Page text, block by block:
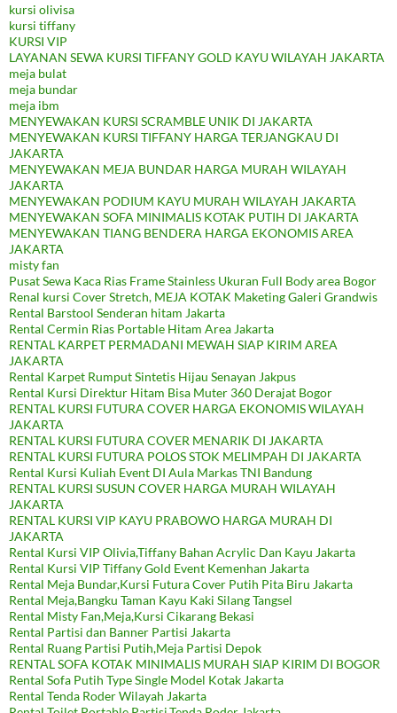
kursi olivisa
kursi tiffany
KURSI VIP
LAYANAN SEWA KURSI TIFFANY GOLD KAYU WILAYAH JAKARTA
meja bulat
meja bundar
meja ibm
MENYEWAKAN KURSI SCRAMBLE UNIK DI JAKARTA
MENYEWAKAN KURSI TIFFANY HARGA TERJANGKAU DI
JAKARTA
MENYEWAKAN MEJA BUNDAR HARGA MURAH WILAYAH
JAKARTA
MENYEWAKAN PODIUM KAYU MURAH WILAYAH JAKARTA
MENYEWAKAN SOFA MINIMALIS KOTAK PUTIH DI JAKARTA
MENYEWAKAN TIANG BENDERA HARGA EKONOMIS AREA
JAKARTA
misty fan
Pusat Sewa Kaca Rias Frame Stainless Ukuran Full Body area Bogor
Renal kursi Cover Stretch, MEJA KOTAK Maketing Galeri Grandwis
Rental Barstool Senderan hitam Jakarta
Rental Cermin Rias Portable Hitam Area Jakarta
RENTAL KARPET PERMADANI MEWAH SIAP KIRIM AREA
JAKARTA
Rental Karpet Rumput Sintetis Hijau Senayan Jakpus
Rental Kursi Direktur Hitam Bisa Muter 360 Derajat Bogor
RENTAL KURSI FUTURA COVER HARGA EKONOMIS WILAYAH
JAKARTA
RENTAL KURSI FUTURA COVER MENARIK DI JAKARTA
RENTAL KURSI FUTURA POLOS STOK MELIMPAH DI JAKARTA
Rental Kursi Kuliah Event DI Aula Markas TNI Bandung
RENTAL KURSI SUSUN COVER HARGA MURAH WILAYAH
JAKARTA
RENTAL KURSI VIP KAYU PRABOWO HARGA MURAH DI
JAKARTA
Rental Kursi VIP Olivia,Tiffany Bahan Acrylic Dan Kayu Jakarta
Rental Kursi VIP Tiffany Gold Event Kemenhan Jakarta
Rental Meja Bundar,Kursi Futura Cover Putih Pita Biru Jakarta
Rental Meja,Bangku Taman Kayu Kaki Silang Tangsel
Rental Misty Fan,Meja,Kursi Cikarang Bekasi
Rental Partisi dan Banner Partisi Jakarta
Rental Ruang Partisi Putih,Meja Partisi Depok
RENTAL SOFA KOTAK MINIMALIS MURAH SIAP KIRIM DI BOGOR
Rental Sofa Putih Type Single Model Kotak Jakarta
Rental Tenda Roder Wilayah Jakarta